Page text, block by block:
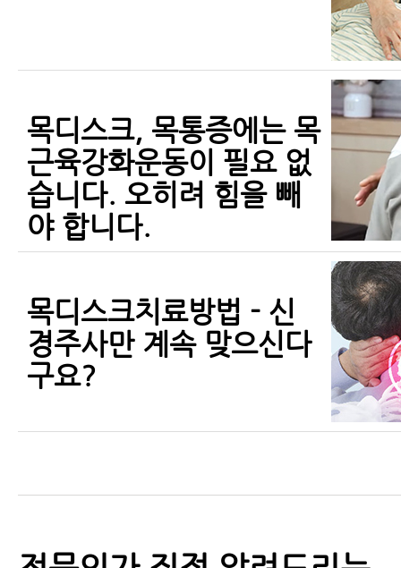
목디스크, 목통증에는 목
근육강화운동이 필요 없
습니다. 오히려 힘을 빼
야 합니다.
목디스크치료방법 - 신
경주사만 계속 맞으신다
구요?